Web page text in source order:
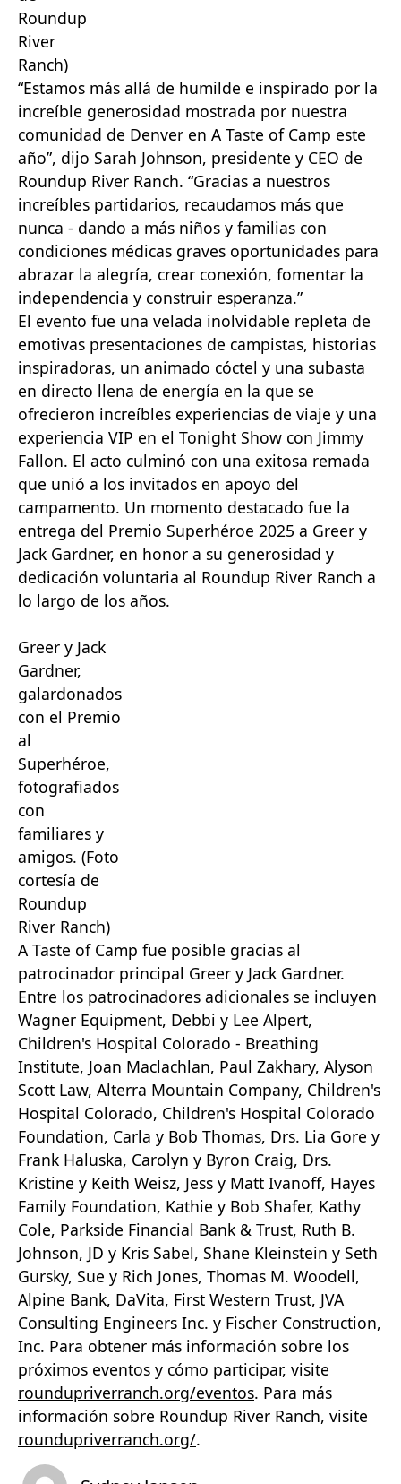
Roundup
River
Ranch)
“Estamos más allá de humilde e inspirado por la
increíble generosidad mostrada por nuestra
comunidad de Denver en A Taste of Camp este
año”, dijo Sarah Johnson, presidente y CEO de
Roundup River Ranch. “Gracias a nuestros
increíbles partidarios, recaudamos más que
nunca - dando a más niños y familias con
condiciones médicas graves oportunidades para
abrazar la alegría, crear conexión, fomentar la
independencia y construir esperanza.”
El evento fue una velada inolvidable repleta de
emotivas presentaciones de campistas, historias
inspiradoras, un animado cóctel y una subasta
en directo llena de energía en la que se
ofrecieron increíbles experiencias de viaje y una
experiencia VIP en el Tonight Show con Jimmy
Fallon. El acto culminó con una exitosa remada
que unió a los invitados en apoyo del
campamento. Un momento destacado fue la
entrega del Premio Superhéroe 2025 a Greer y
Jack Gardner, en honor a su generosidad y
dedicación voluntaria al Roundup River Ranch a
lo largo de los años.
Greer y Jack
Gardner,
galardonados
con el Premio
al
Superhéroe,
fotografiados
con
familiares y
amigos. (Foto
cortesía de
Roundup
River Ranch)
A Taste of Camp fue posible gracias al
patrocinador principal Greer y Jack Gardner.
Entre los patrocinadores adicionales se incluyen
Wagner Equipment, Debbi y Lee Alpert,
Children's Hospital Colorado - Breathing
Institute, Joan Maclachlan, Paul Zakhary, Alyson
Scott Law, Alterra Mountain Company, Children's
Hospital Colorado, Children's Hospital Colorado
Foundation, Carla y Bob Thomas, Drs. Lia Gore y
Frank Haluska, Carolyn y Byron Craig, Drs.
Kristine y Keith Weisz, Jess y Matt Ivanoff, Hayes
Family Foundation, Kathie y Bob Shafer, Kathy
Cole, Parkside Financial Bank & Trust, Ruth B.
Johnson, JD y Kris Sabel, Shane Kleinstein y Seth
Gursky, Sue y Rich Jones, Thomas M. Woodell,
Alpine Bank, DaVita, First Western Trust, JVA
Consulting Engineers Inc. y Fischer Construction,
Inc. Para obtener más información sobre los
próximos eventos y cómo participar, visite
roundupriverranch.org/eventos. Para más
información sobre Roundup River Ranch, visite
roundupriverranch.org/.